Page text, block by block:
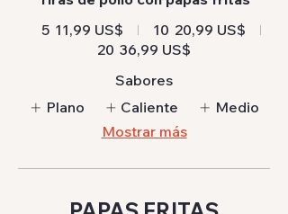
5 11,99 US$ 10 20,99 US$
20 36,99 US$
Sabores
Plano
Caliente
Medio
Mostrar más